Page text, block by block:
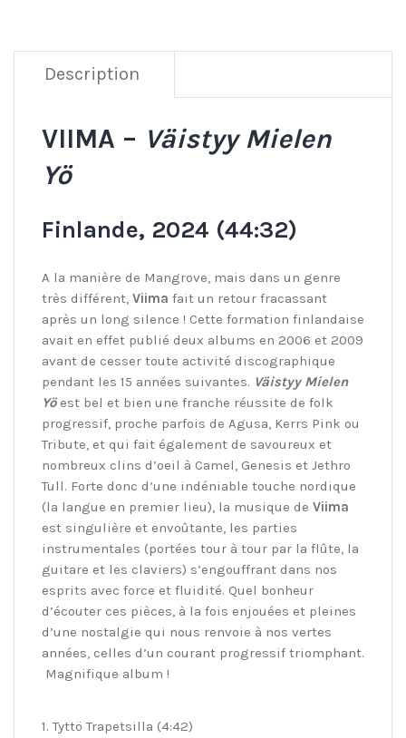
Description
VIIMA – Väistyy Mielen
Yö
Finlande, 2024 (44:32)
A la manière de Mangrove, mais dans un genre
très différent, Viima fait un retour fracassant
après un long silence ! Cette formation finlandaise
avait en effet publié deux albums en 2006 et 2009
avant de cesser toute activité discographique
pendant les 15 années suivantes. Väistyy Mielen
Yöest bel et bien une franche réussite de folk
progressif, proche parfois de Agusa, Kerrs Pink ou
Tribute, et qui fait également de savoureux et
nombreux clins d’oeil à Camel, Genesis et Jethro
Tull. Forte donc d’une indéniable touche nordique
(la langue en premier lieu), la musique de Viima
est singulière et envoûtante, les parties
instrumentales (portées tour à tour par la flûte, la
guitare et les claviers) s’engouffrant dans nos
esprits avec force et fluidité. Quel bonheur
d’écouter ces pièces, à la fois enjouées et pleines
d’une nostalgie qui nous renvoie à nos vertes
années, celles d’un courant progressif triomphant.
Magnifique album !
1. Tyttö Trapetsilla (4:42)